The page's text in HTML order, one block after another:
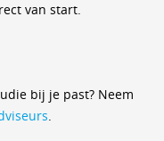
van start.
bij je past? Neem
.